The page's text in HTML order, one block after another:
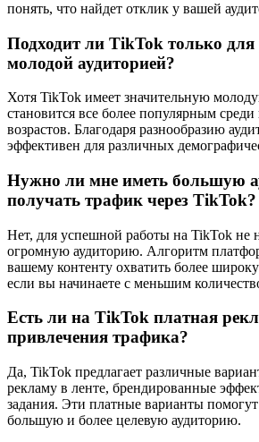
понять, что найдет отклик у вашей
Подходит ли TikTok только для
молодой аудиторией?
Хотя TikTok имеет значительную
становится все более популярным среди
возрастов. Благодаря разнообразию
эффективен для различных
Нужно ли мне иметь большую
получать трафик через TikTok?
Нет, для успешной работы на TikTok не
огромную аудиторию. Алгоритм
вашему контенту охватить более
если вы начинаете с меньшим
Есть ли на TikTok платная
привлечения трафика?
Да, TikTok предлагает различные
рекламу в ленте, брендированные
задания. Эти платные варианты
большую и более целевую аудиторию.